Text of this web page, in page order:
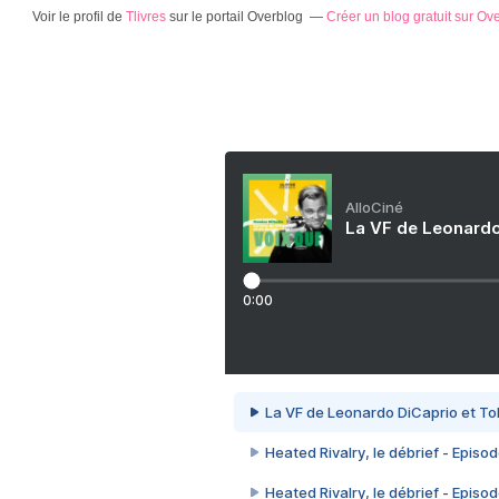
Voir le profil de Tlivres sur le portail Overblog Créer un blog gratuit sur
AlloCiné
La VF de
0:00
La VF de Leonardo DiCaprio et
Heated Rivalry, le débrief -
Heated Rivalry, le débrief -